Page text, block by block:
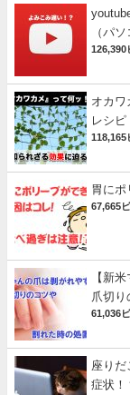
（パ
126,390
オカワ
レシピ
118,165
胃にポ
67,665
【新
爪切り
61,036
座りだ
症状！